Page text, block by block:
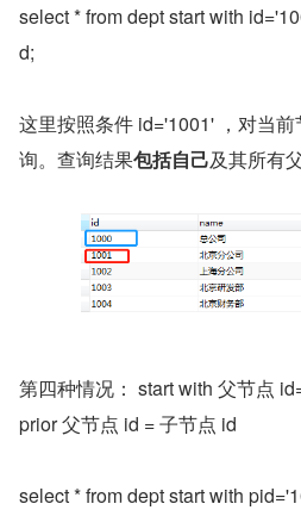
select * from dept start with
d;
这里按照条件 id='1001' ，对当
询。查询结果包括自己及其所有
第四种情况： start with 父节点
prior 父节点 id = 子节点 id
select * from dept start with